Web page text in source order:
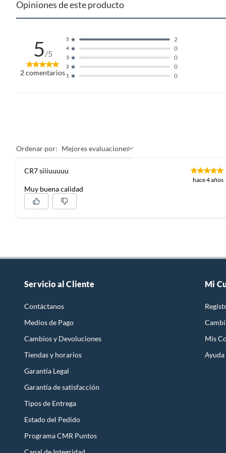
Opiniones de este producto
5/5
2comentarios 1 0
2 0
3 0
4 0
5 2
Ordenar por: Mejores evaluaciones
CR7 siiiuuuuu
hace 4 años
Muy buena calidad
Servicio al Cliente
Contáctanos
Medios de Pago
Cambios y Devoluciones
Tiendas y horarios
Garantía Legal
Garantía de satisfacción
Tipos de Entrega
Estado del Pedido
Programa CMR Puntos
Mi
Mis
Ayuda